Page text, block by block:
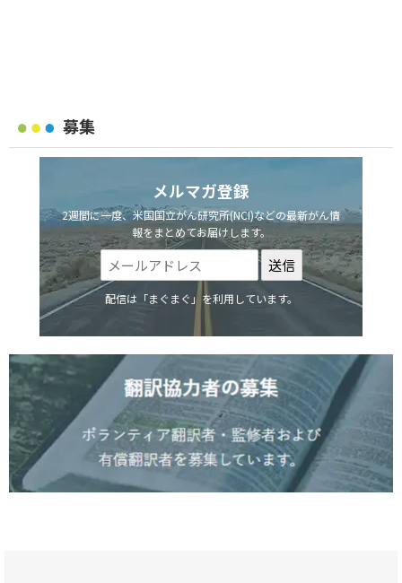
募集
メルマガ登録
2週間に一度、米国国立がん研究所(NCI)などの最新がん情
報をまとめてお届けします。
配信は「まぐまぐ」を利用しています。